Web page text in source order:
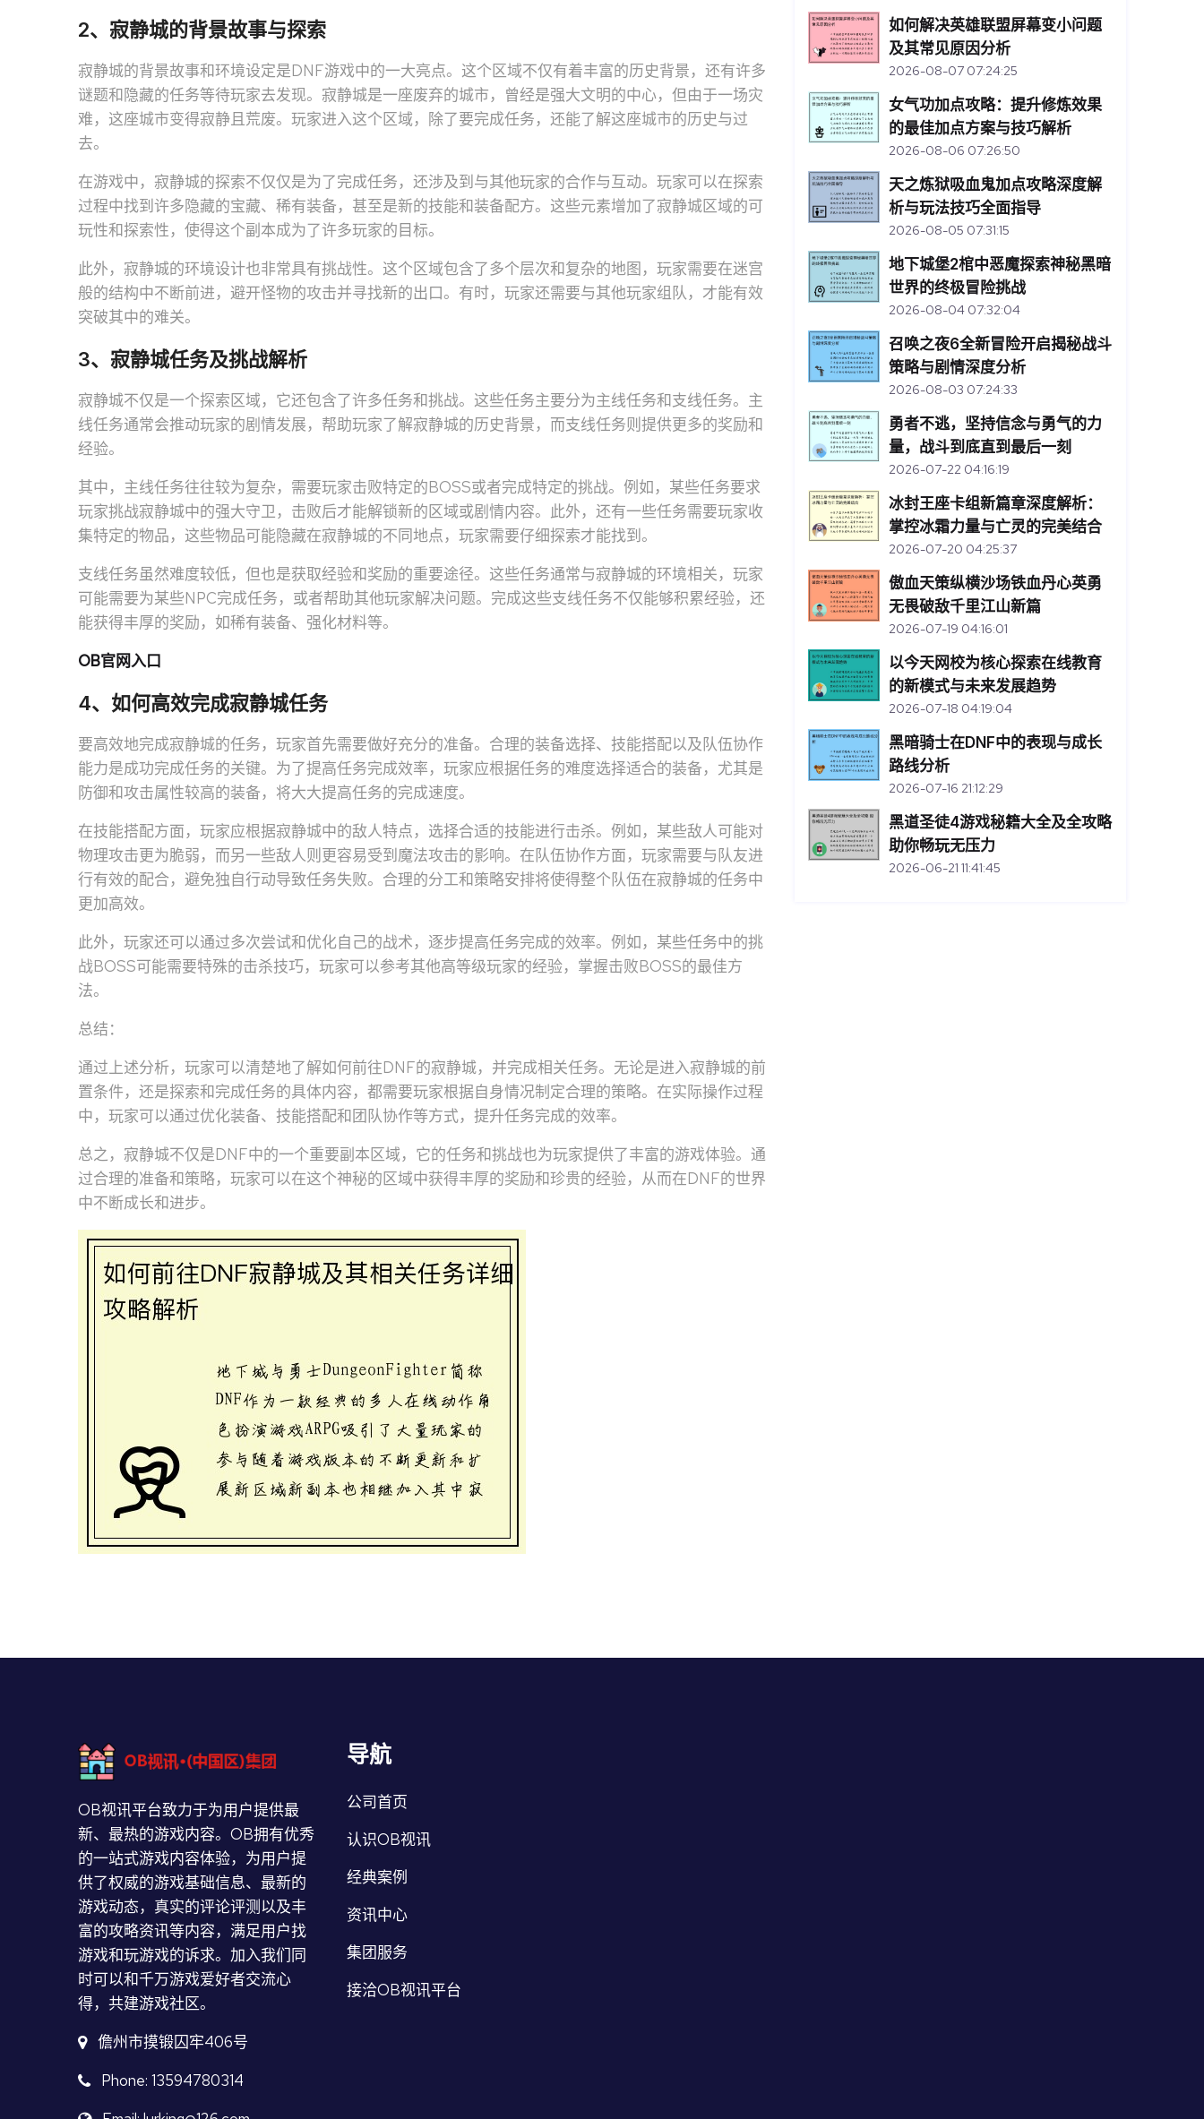
2、寂静城的背景故事与探索
寂静城的背景故事和环境设定是DNF游戏中的一大亮点。这个区域不仅有着丰富的历史背景，还有许多
谜题和隐藏的任务等待玩家去发现。寂静城是一座废弃的城市，曾经是强大文明的中心，但由于一场灾
难，这座城市变得寂静且荒废。玩家进入这个区域，除了要完成任务，还能了解这座城市的历史与过
去。
在游戏中，寂静城的探索不仅仅是为了完成任务，还涉及到与其他玩家的合作与互动。玩家可以在探索
过程中找到许多隐藏的宝藏、稀有装备，甚至是新的技能和装备配方。这些元素增加了寂静城区域的可
玩性和探索性，使得这个副本成为了许多玩家的目标。
此外，寂静城的环境设计也非常具有挑战性。这个区域包含了多个层次和复杂的地图，玩家需要在迷宫
般的结构中不断前进，避开怪物的攻击并寻找新的出口。有时，玩家还需要与其他玩家组队，才能有效
突破其中的难关。
3、寂静城任务及挑战解析
寂静城不仅是一个探索区域，它还包含了许多任务和挑战。这些任务主要分为主线任务和支线任务。主
线任务通常会推动玩家的剧情发展，帮助玩家了解寂静城的历史背景，而支线任务则提供更多的奖励和
经验。
其中，主线任务往往较为复杂，需要玩家击败特定的BOSS或者完成特定的挑战。例如，某些任务要求
玩家挑战寂静城中的强大守卫，击败后才能解锁新的区域或剧情内容。此外，还有一些任务需要玩家收
集特定的物品，这些物品可能隐藏在寂静城的不同地点，玩家需要仔细探索才能找到。
支线任务虽然难度较低，但也是获取经验和奖励的重要途径。这些任务通常与寂静城的环境相关，玩家
可能需要为某些NPC完成任务，或者帮助其他玩家解决问题。完成这些支线任务不仅能够积累经验，还
能获得丰厚的奖励，如稀有装备、强化材料等。
OB官网入口
4、如何高效完成寂静城任务
要高效地完成寂静城的任务，玩家首先需要做好充分的准备。合理的装备选择、技能搭配以及队伍协作
能力是成功完成任务的关键。为了提高任务完成效率，玩家应根据任务的难度选择适合的装备，尤其是
防御和攻击属性较高的装备，将大大提高任务的完成速度。
在技能搭配方面，玩家应根据寂静城中的敌人特点，选择合适的技能进行击杀。例如，某些敌人可能对
物理攻击更为脆弱，而另一些敌人则更容易受到魔法攻击的影响。在队伍协作方面，玩家需要与队友进
行有效的配合，避免独自行动导致任务失败。合理的分工和策略安排将使得整个队伍在寂静城的任务中
更加高效。
此外，玩家还可以通过多次尝试和优化自己的战术，逐步提高任务完成的效率。例如，某些任务中的挑
战BOSS可能需要特殊的击杀技巧，玩家可以参考其他高等级玩家的经验，掌握击败BOSS的最佳方
法。
总结：
通过上述分析，玩家可以清楚地了解如何前往DNF的寂静城，并完成相关任务。无论是进入寂静城的前
置条件，还是探索和完成任务的具体内容，都需要玩家根据自身情况制定合理的策略。在实际操作过程
中，玩家可以通过优化装备、技能搭配和团队协作等方式，提升任务完成的效率。
总之，寂静城不仅是DNF中的一个重要副本区域，它的任务和挑战也为玩家提供了丰富的游戏体验。通
过合理的准备和策略，玩家可以在这个神秘的区域中获得丰厚的奖励和珍贵的经验，从而在DNF的世界
中不断成长和进步。
如何解决英雄联盟屏幕变小问题
及其常见原因分析
2026-08-07 07:24:25
女气功加点攻略：提升修炼效果
的最佳加点方案与技巧解析
2026-08-06 07:26:50
天之炼狱吸血鬼加点攻略深度解
析与玩法技巧全面指导
2026-08-05 07:31:15
地下城堡2棺中恶魔探索神秘黑暗
世界的终极冒险挑战
2026-08-04 07:32:04
召唤之夜6全新冒险开启揭秘战斗
策略与剧情深度分析
2026-08-03 07:24:33
勇者不逃，坚持信念与勇气的力
量，战斗到底直到最后一刻
2026-07-22 04:16:19
冰封王座卡组新篇章深度解析：
掌控冰霜力量与亡灵的完美结合
2026-07-20 04:25:37
傲血天策纵横沙场铁血丹心英勇
无畏破敌千里江山新篇
2026-07-19 04:16:01
以今天网校为核心探索在线教育
的新模式与未来发展趋势
2026-07-18 04:19:04
黑暗骑士在DNF中的表现与成长
路线分析
2026-07-16 21:12:29
黑道圣徒4游戏秘籍大全及全攻略
助你畅玩无压力
2026-06-21 11:41:45
OB视讯平台致力于为用户提供最
新、最热的游戏内容。OB拥有优秀
的一站式游戏内容体验，为用户提
供了权威的游戏基础信息、最新的
游戏动态，真实的评论评测以及丰
富的攻略资讯等内容，满足用户找
游戏和玩游戏的诉求。加入我们同
时可以和千万游戏爱好者交流心
得，共建游戏社区。
儋州市摸锻囚牢406号
Phone: 13594780314
导航
公司首页
认识OB视讯
经典案例
资讯中心
集团服务
接洽OB视讯平台